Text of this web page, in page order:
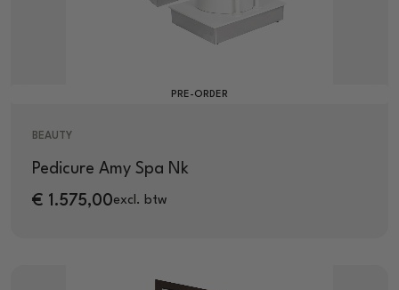
PRE-ORDER
BEAUTY
Pedicure Amy Spa Nk
€ 1.575,00excl. btw